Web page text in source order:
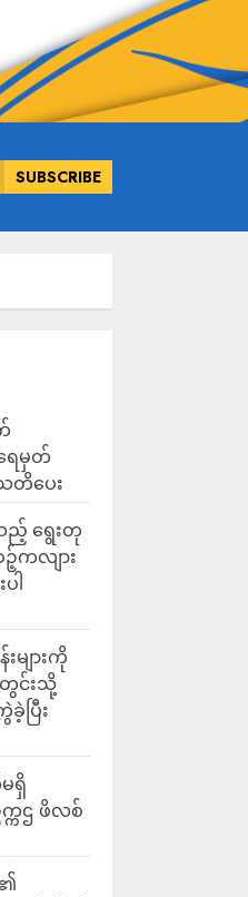
SUBSCRIBE
ရေမှတ်
တိပေး
ည့် ရွေးတု
ကလျား
ါ
များကို
တွင်းသို့
ခဲ့ပြီး
ရှိ
ကဌ ဖိလစ်